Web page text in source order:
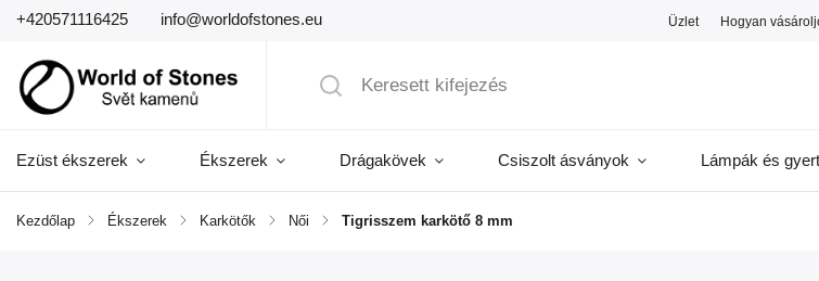
+420571116425 info@worldofstones.eu Üzlet Hogyan
Ezüst ékszerek Ékszerek Drágakövek Csiszolt ásványok Lámpák és
Kezdőlap / Ékszerek / Karkötők / Női / Tigrisszem karkötő 8 mm